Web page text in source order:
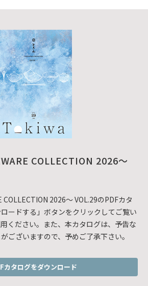
COLLECTION 2026～
COLLECTION 2026～ VOL.29のPDFカタ
ードする」ボタンをクリックしてご覧い
ください。また、本カタログは、予告な
ございますので、予めご了承下さい。
カタログをダウンロード